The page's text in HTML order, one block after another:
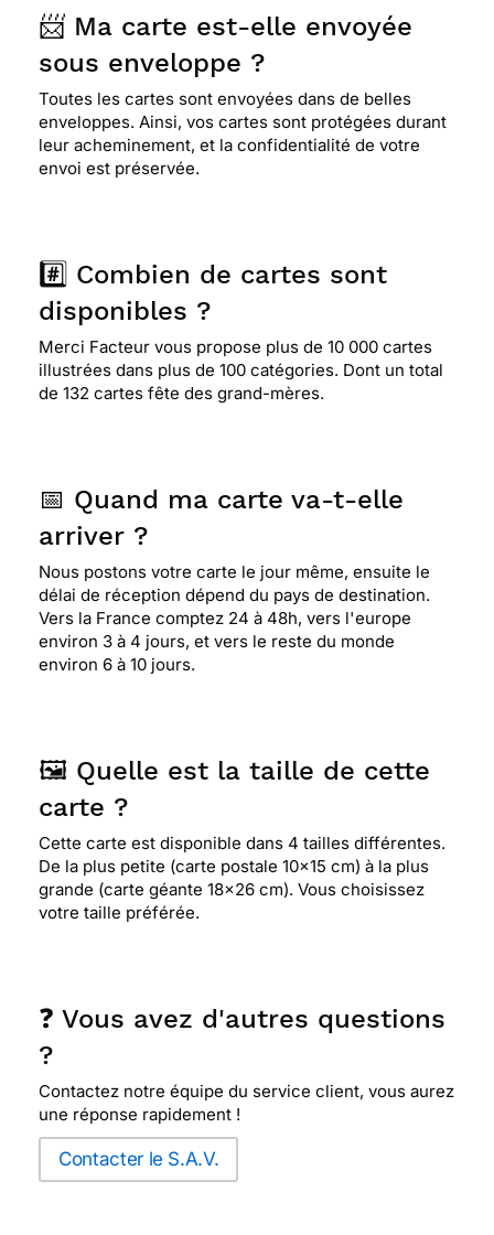
📨 Ma carte est-elle envoyée
sous enveloppe ?
Toutes les cartes sont envoyées dans de belles
enveloppes. Ainsi, vos cartes sont protégées durant
leur acheminement, et la confidentialité de votre
envoi est préservée.
#️⃣ Combien de cartes sont
disponibles ?
Merci Facteur vous propose plus de 10 000 cartes
illustrées dans plus de 100 catégories. Dont un total
de 132 cartes fête des grand-mères.
📅 Quand ma carte va-t-elle
arriver ?
Nous postons votre carte le jour même, ensuite le
délai de réception dépend du pays de destination.
Vers la France comptez 24 à 48h, vers l'europe
environ 3 à 4 jours, et vers le reste du monde
environ 6 à 10 jours.
🖼️ Quelle est la taille de cette
carte ?
Cette carte est disponible dans 4 tailles différentes.
De la plus petite (carte postale 10x15 cm) à la plus
grande (carte géante 18x26 cm). Vous choisissez
votre taille préférée.
❓ Vous avez d'autres questions
?
Contactez notre équipe du service client, vous aurez
une réponse rapidement !
Contacter le S.A.V.